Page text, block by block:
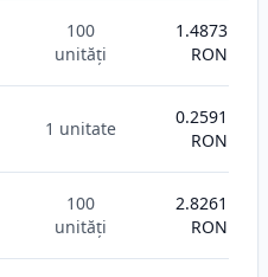
100
unități
1.4873
RON
1 unitate
0.2591
RON
100
unități
2.8261
RON